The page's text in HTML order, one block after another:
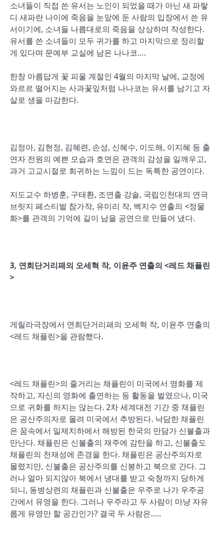
소녀들이 직접 쓴 유서는 노인이 되었을 때가 아닌 새 파랗
디 새파란 나이에 죽음을 눈앞에 둔 사람의 입장에서 쓴 유
서이기에, 소녀들 나름대로의 죽음을 상상하며 작성한다.
유서를 쓴 소녀들이 모두 귀가를 하고 마지막으로 정리할
게 있다며 문예부 교실에 남은 나나코….
한창 아름답게 꽃 피울 계절인 4월의 마지막 날에, 교정에
와르르 떨어지는 사과꽃잎처럼 나나코는 유서를 남기고 자
살로 생을 마감한다.
김정아, 김현정, 김혜련, 손성, 신혜수, 이도해, 이지혜 등 출
연자 전원의 예쁜 모습과 호연은 관객의 감성을 일깨우고,
과거 고교시절로 회귀하는 느낌이 드는 독특한 공연이다.
지도교수 하병훈, 구태환, 조연출 강솔, 국립인천대의 연극
브릿지 페스티벌 참가작, 유미리 작, 백지수 연출의 <정물
화>를 관객의 기억에 길이 남을 공연으로 만들어 냈다.
3, 연희단거리패의 오세혁 작, 이윤주 연출의 <레드 채플린
>
게릴라극장에서 연희단거리패의 오세혁 작, 이윤주 연출의
<레드 채플린>을 관람했다.
<레드 채플린>의 줄거리는 채플린이 미국에서 영화를 제
작하고, 자신의 영화에 출연하는 등 활동을 벌였으나, 미국
으로 귀화를 하지는 않는다. 2차 세계대전 기간 중 채플린
은 공산주의자로 몰려 미국에서 추방된다. 낙담한 채플린
은 꿈속에서 일제치하에서 해방된 한국의 만담가 신불출과
만난다. 채플린은 신불출의 재주에 감탄을 하고, 신불출도
채플린의 천재성에 존경을 한다. 채플린은 공산주의자로
몰렸지만, 신불출은 공산주의를 신봉하고 북으로 간다. 그
러나 얼마 되지않아 북에서 냉대를 받고 숙청까지 당하게
되니, 동병상련의 채플린과 신불출은 우주로 나가 우주공
간에서 유영을 한다. 그러나 우주라고 두 사람이 마냥 자유
롭게 유영만 할 공간인가? 결국 두 사람은…..